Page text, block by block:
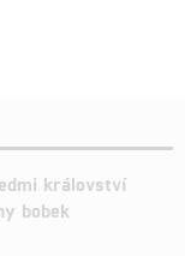
království
bobek